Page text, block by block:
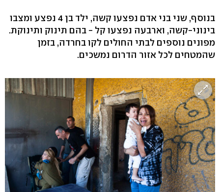
בנוסף, שני בני אדם נפצעו קשה, ילד בן 4 נפצע ומצבו
בינוני-קשה, וארבעה נפצעו קל - בהם תינוק ותינוקת.
מפונים נוספים לבתי החולים לקו בחרדה, בזמן
שהמטחים לכל אזור הדרום נמשכים.